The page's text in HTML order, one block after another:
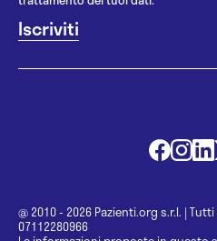
@ 2010 - 2026 Pazienti.org s.r.l. |
07112280966